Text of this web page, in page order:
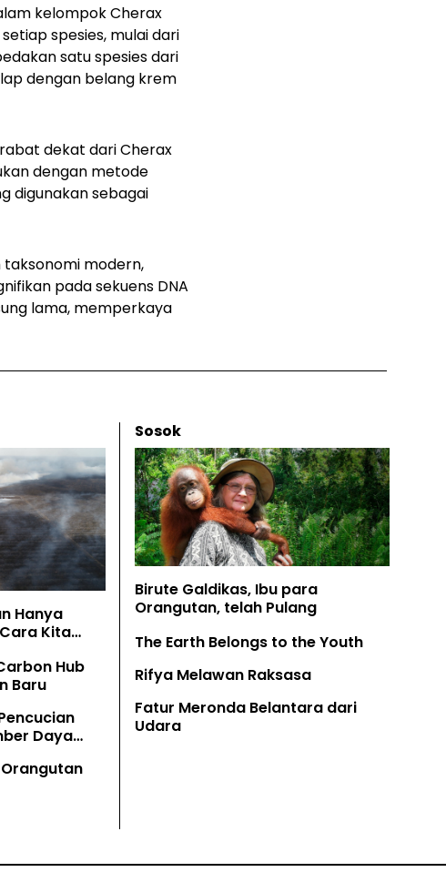
kelompokCherax
spesies, mulai dari
satu spesies dari
dengan belang krem
dekat dariCherax
dengan metode
digunakan sebagai
modern,
pada sekuens DNA
lama, memperkaya
Hanya
Kita
Hub
Baru
Daya
Orangutan
Sosok
Birute Galdikas, Ibu para
Orangutan, telah Pulang
The Earth Belongs to the Youth
Rifya Melawan Raksasa
Fatur Meronda Belantara dari
Udara